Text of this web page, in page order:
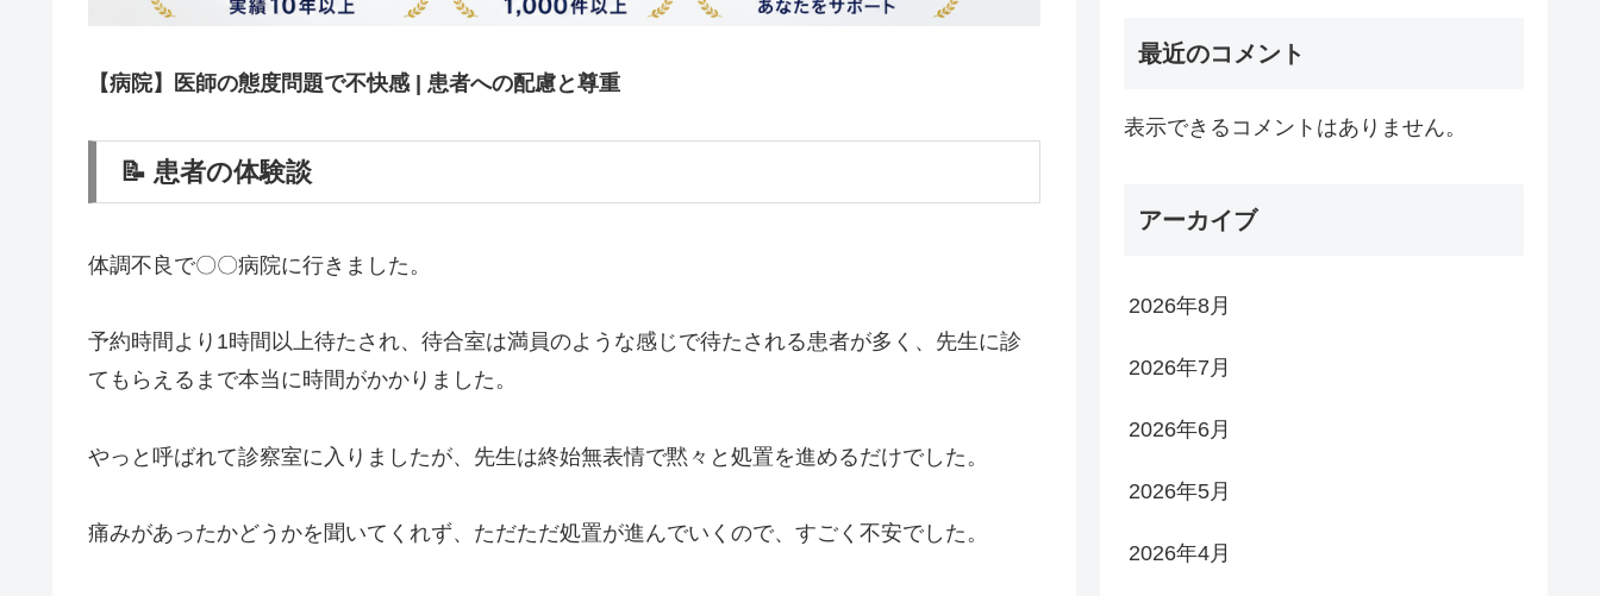
【病院】医師の態度問題で不快感 | 患者への配慮と尊重
📝 患者の体験談
体調不良で〇〇病院に行きました。
予約時間より1時間以上待たされ、待合室は満員のような感じで待たされる患者が多く、先生に診
てもらえるまで本当に時間がかかりました。
やっと呼ばれて診察室に入りましたが、先生は終始無表情で黙々と処置を進めるだけでした。
痛みがあったかどうかを聞いてくれず、ただただ処置が進んでいくので、すごく不安でした。
最近のコメント
表示できるコメントはありません。
アーカイブ
2026年8月
2026年7月
2026年6月
2026年5月
2026年4月